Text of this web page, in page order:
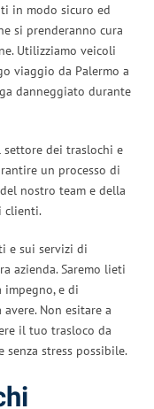
in modo sicuro ed
si prenderanno cura
Utilizziamo veicoli
viaggio da Palermo a
danneggiato durante
dei traslochi e
un processo di
nostro team e della
clienti.
e sui servizi di
azienda. Saremo lieti
e di
avere. Non esitare a
il tuo trasloco da
senza stress possibile.